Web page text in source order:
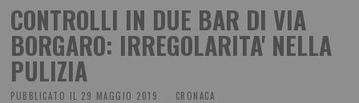
CONTROLLI IN DUE BAR DI VIA
BORGARO: IRREGOLARITA' NELLA
PULIZIA
PUBBLICATO IL 29 MAGGIO 2019 CRONACA